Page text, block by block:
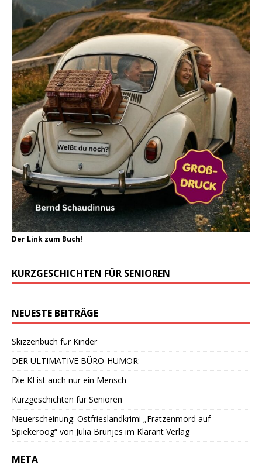
Der Link zum Buch!
KURZGESCHICHTEN FÜR SENIOREN
NEUESTE BEITRÄGE
Skizzenbuch für Kinder
DER ULTIMATIVE BÜRO-HUMOR:
Die KI ist auch nur ein Mensch
Kurzgeschichten für Senioren
Neuerscheinung: Ostfrieslandkrimi „Fratzenmord auf
Spiekeroog“ von Julia Brunjes im Klarant Verlag
META